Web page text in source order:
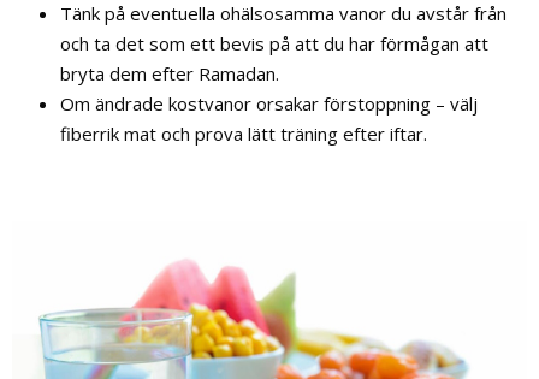
Tänk på eventuella ohälsosamma vanor du avstår från
och ta det som ett bevis på att du har förmågan att
bryta dem efter Ramadan.
Om ändrade kostvanor orsakar förstoppning – välj
fiberrik mat och prova lätt träning efter iftar.